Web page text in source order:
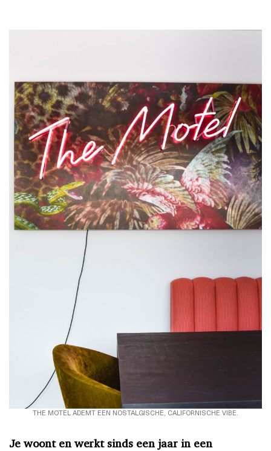
THE MOTEL ADEMT EEN NOSTALGISCHE, CALIFORNISCHE VIBE.
Je woont en werkt sinds een jaar in een